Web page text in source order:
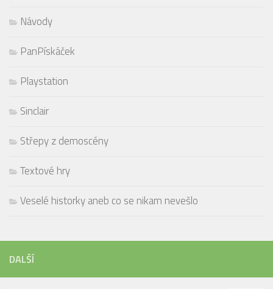
Návody
PanPískáček
Playstation
Sinclair
Střepy z demoscény
Textové hry
Veselé historky aneb co se nikam nevešlo
DALŠÍ